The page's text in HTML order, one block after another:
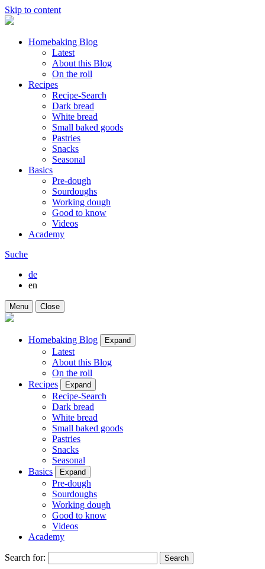
Skip to content
Homebaking Blog
Latest
About this Blog
On the roll
Recipes
Recipe-Search
Dark bread
White bread
Small baked goods
Pastries
Snacks
Seasonal
Basics
Pre-dough
Sourdoughs
Working dough
Good to know
Videos
Academy
Suche
de
en
Menu Close
Homebaking Blog Expand
Latest
About this Blog
On the roll
Recipes
Expand
Recipe-Search
Dark bread
White bread
Small baked goods
Pastries
Snacks
Seasonal
Basics
Expand
Pre-dough
Sourdoughs
Working dough
Good to know
Videos
Academy
Search for: